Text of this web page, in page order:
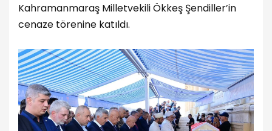
Kahramanmaraş Milletvekili Ökkeş Şendiller’in
cenaze törenine katıldı.